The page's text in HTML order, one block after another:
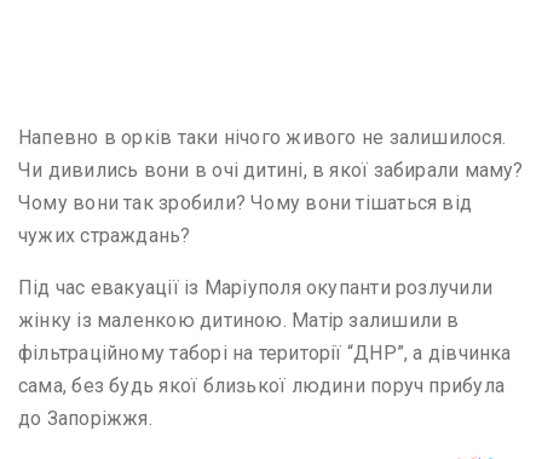
Напевно в орків таки нічого живого не залишилося.
Чи дивились вони в очі дитині, в якої забирали маму?
Чому вони так зробили? Чому вони тішаться від
чужих страждань?
Під час евакуації із Маріуполя окупанти розлучили
жінку із маленкою дитиною. Матір залишили в
фільтраційному таборі на території “ДНР”, а дівчинка
сама, без будь якої близької людини поруч прибула
до Запоріжжя.